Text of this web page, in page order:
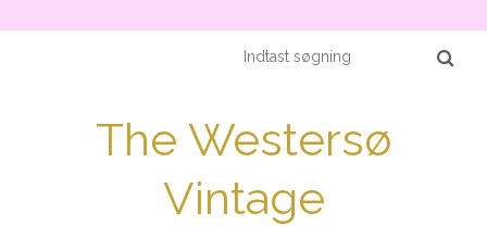
The Westersø
Vintage